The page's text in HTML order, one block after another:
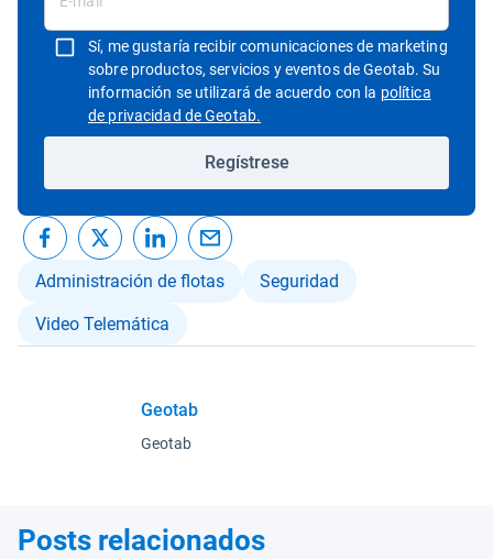
Sí, me gustaría recibir comunicaciones de marketing
sobre productos, servicios y eventos de Geotab. Su
información se utilizará de acuerdo con la política
de privacidad de Geotab.
Regístrese
Administración de flotas Seguridad
Video Telemática
Geotab
Geotab
Posts relacionados